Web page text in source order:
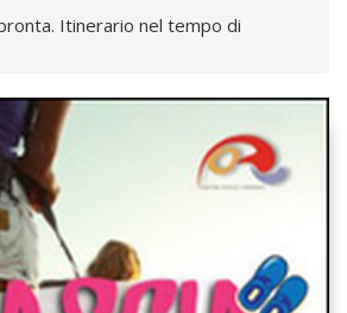
Itinerario nel tempo di